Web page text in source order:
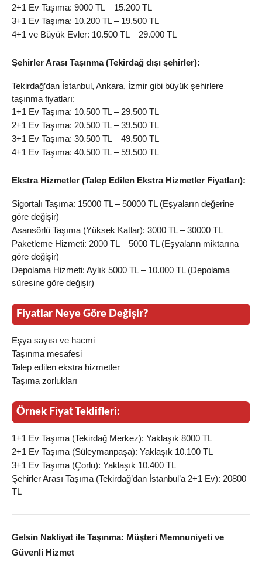
2+1 Ev Taşıma: 9000 TL – 15.200 TL
3+1 Ev Taşıma: 10.200 TL – 19.500 TL
4+1 ve Büyük Evler: 10.500 TL – 29.000 TL
Şehirler Arası Taşınma (Tekirdağ dışı şehirler):
Tekirdağ’dan İstanbul, Ankara, İzmir gibi büyük şehirlere
taşınma fiyatları:
1+1 Ev Taşıma: 10.500 TL – 29.500 TL
2+1 Ev Taşıma: 20.500 TL – 39.500 TL
3+1 Ev Taşıma: 30.500 TL – 49.500 TL
4+1 Ev Taşıma: 40.500 TL – 59.500 TL
Ekstra Hizmetler (Talep Edilen Ekstra Hizmetler Fiyatları):
Sigortalı Taşıma: 15000 TL – 50000 TL (Eşyaların değerine
göre değişir)
Asansörlü Taşıma (Yüksek Katlar): 3000 TL – 30000 TL
Paketleme Hizmeti: 2000 TL – 5000 TL (Eşyaların miktarına
göre değişir)
Depolama Hizmeti: Aylık 5000 TL – 10.000 TL (Depolama
süresine göre değişir)
Fiyatlar Neye Göre Değişir?
Eşya sayısı ve hacmi
Taşınma mesafesi
Talep edilen ekstra hizmetler
Taşıma zorlukları
Örnek Fiyat Teklifleri:
1+1 Ev Taşıma (Tekirdağ Merkez): Yaklaşık 8000 TL
2+1 Ev Taşıma (Süleymanpaşa): Yaklaşık 10.100 TL
3+1 Ev Taşıma (Çorlu): Yaklaşık 10.400 TL
Şehirler Arası Taşıma (Tekirdağ’dan İstanbul’a 2+1 Ev): 20800
TL
Gelsin Nakliyat ile Taşınma: Müşteri Memnuniyeti ve
Güvenli Hizmet